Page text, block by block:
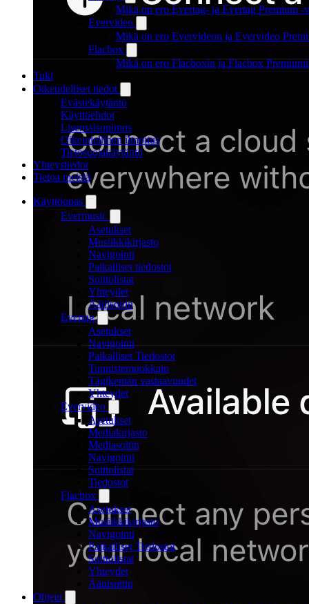
Mikä on ero Evertag- ja Evertag Premium -
Evervideo
Mikä on ero Evervideon ja Evervideo
Flacbox
Mikä on ero Flacboxin ja Flacbox
Tuki
Oikeudelliset tiedot
Evästekäytäntö
Käyttöehdot
Lisenssisopimus
Oikeudellinen ilmoitus
Tietosuojakäytäntö
Yhteystiedot
Tietoa meistä
Käyttöopas
Evermusic
Asetukset
Musiikkikirjasto
Navigointi
Paikalliset tiedostot
Soittolistat
Yhteydet
Äänisoitin
Evertag
Asetukset
Navigointi
Paikalliset Tiedostot
Tunnistemuokkain
Tägikentän vastaavuudet
Yhteydet
Evervideo
Asetukset
Mediakirjasto
Mediasoitin
Navigointi
Soittolistat
Tiedostot
Flacbox
Asetukset
Musiikkikirjasto
Navigointi
Paikalliset Tiedostot
Soittolistat
Yhteydet
Äänisoitin
Ohjeet